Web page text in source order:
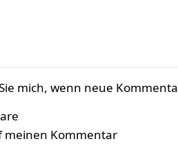
mich, wenn neue
meinen Kommentar